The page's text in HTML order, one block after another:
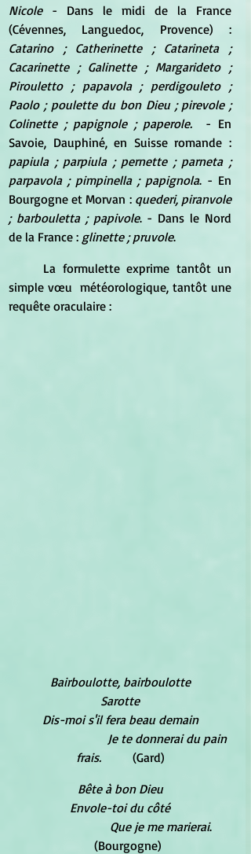
Nicole - Dans le midi de la France
Catarino ; Catherinette ; Catarineta ;
Cacarinette ; Galinette ; Margarideto ;
Pirouletto ; papavola ; perdigouleto ;
Paolo ; poulette du bon Dieu ; pirevole ;
Colinette ; papignole ; paperole. - En
papiula ; parpiula ; pernette ; parneta ;
parpavola ; pimpinella ; papignola. - En
Bourgogne et Morvan : quederi, piranvole
; barbouletta ; papivole. - Dans le Nord
de la France : glinette ; pruvole.
simple vœu  météorologique, tantôt une
requête oraculaire :
Bairboulotte, bairboulotte
Sarotte
Dis-moi s'il fera beau demain
Je te donnerai du pain
frais. (Gard)
Bête à bon Dieu
Envole-toi du côté
Que je me marierai.
     (Bourgogne)